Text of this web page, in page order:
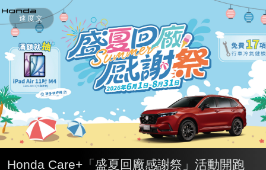
速度文
Honda Care+「盛夏回廠感謝祭」活動開跑